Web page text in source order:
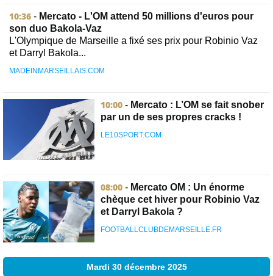
10:36 - Mercato - L'OM attend 50 millions d'euros pour
son duo Bakola-Vaz
L'Olympique de Marseille a fixé ses prix pour Robinio Vaz
et Darryl Bakola...
MADEINMARSEILLAIS.COM
10:00 - Mercato : L’OM se fait snober
par un de ses propres cracks !
LE10SPORT.COM
08:00 - Mercato OM : Un énorme
chèque cet hiver pour Robinio Vaz
et Darryl Bakola ?
FOOTBALLCLUBDEMARSEILLE.FR
Mardi 30 décembre 2025